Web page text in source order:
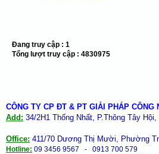
Đang truy cập : 1
Tổng lượt truy cập : 4830975
CÔNG TY CP ĐT & PT GIẢI PHÁP CÔNG
Add: 34/2H1 Thống Nhất, P.Thông Tây Hội,
Office: 411/70 Dương Thị Mười, Phường
Hotline: 09 3456 9567 - 0913 700 579